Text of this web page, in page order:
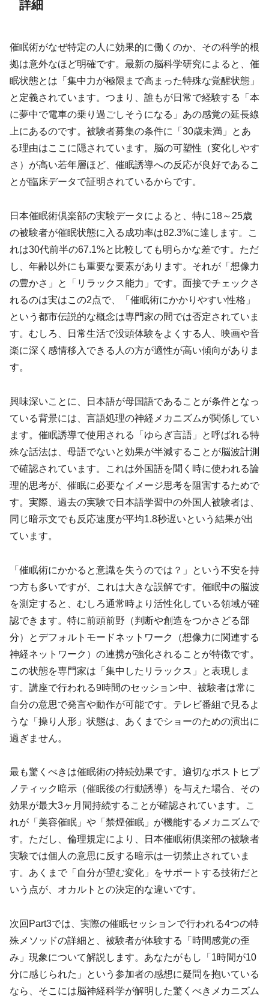
詳細
催眠術がなぜ特定の人に効果的に働くのか、その科学的根
拠は意外なほど明確です。最新の脳科学研究によると、催
眠状態とは「集中力が極限まで高まった特殊な覚醒状態」
と定義されています。つまり、誰もが日常で経験する「本
に夢中で電車の乗り過ごしそうになる」あの感覚の延長線
上にあるのです。被験者募集の条件に「30歳未満」とあ
る理由はここに隠されています。脳の可塑性（変化しやす
さ）が高い若年層ほど、催眠誘導への反応が良好であるこ
とが臨床データで証明されているからです。
日本催眠術倶楽部の実験データによると、特に18～25歳
の被験者が催眠状態に入る成功率は82.3%に達します。こ
れは30代前半の67.1%と比較しても明らかな差です。ただ
し、年齢以外にも重要な要素があります。それが「想像力
の豊かさ」と「リラックス能力」です。面接でチェックさ
れるのは実はこの2点で、「催眠術にかかりやすい性格」
という都市伝説的な概念は専門家の間では否定されていま
す。むしろ、日常生活で没頭体験をよくする人、映画や音
楽に深く感情移入できる人の方が適性が高い傾向がありま
す。
興味深いことに、日本語が母国語であることが条件となっ
ている背景には、言語処理の神経メカニズムが関係してい
ます。催眠誘導で使用される「ゆらぎ言語」と呼ばれる特
殊な話法は、母語でないと効果が半減することが脳波計測
で確認されています。これは外国語を聞く時に使われる論
理的思考が、催眠に必要なイメージ思考を阻害するためで
す。実際、過去の実験で日本語学習中の外国人被験者は、
同じ暗示文でも反応速度が平均1.8秒遅いという結果が出
ています。
「催眠術にかかると意識を失うのでは？」という不安を持
つ方も多いですが、これは大きな誤解です。催眠中の脳波
を測定すると、むしろ通常時より活性化している領域が確
認できます。特に前頭前野（判断や創造をつかさどる部
分）とデフォルトモードネットワーク（想像力に関連する
神経ネットワーク）の連携が強化されることが特徴です。
この状態を専門家は「集中したリラックス」と表現しま
す。講座で行われる9時間のセッション中、被験者は常に
自分の意思で発言や動作が可能です。テレビ番組で見るよ
うな「操り人形」状態は、あくまでショーのための演出に
過ぎません。
最も驚くべきは催眠術の持続効果です。適切なポストヒプ
ノティック暗示（催眠後の行動誘導）を与えた場合、その
効果が最大3ヶ月間持続することが確認されています。こ
れが「美容催眠」や「禁煙催眠」が機能するメカニズムで
す。ただし、倫理規定により、日本催眠術倶楽部の被験者
実験では個人の意思に反する暗示は一切禁止されていま
す。あくまで「自分が望む変化」をサポートする技術だと
いう点が、オカルトとの決定的な違いです。
次回Part3では、実際の催眠セッションで行われる4つの特
殊メソッドの詳細と、被験者が体験する「時間感覚の歪
み」現象について解説します。あなたがもし「1時間が10
分に感じられた」という参加者の感想に疑問を抱いている
なら、そこには脳神経科学が解明した驚くべきメカニズム